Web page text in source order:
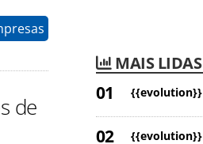
de
MAIS LIDAS
{{evolution}}
{{evolution}}